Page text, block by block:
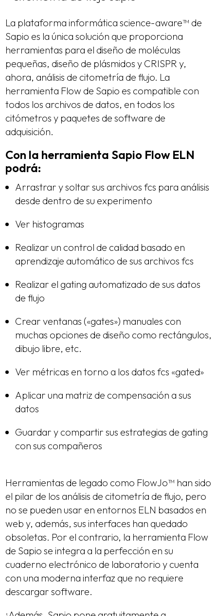
La plataforma informática science-aware™ de
Sapio es la única solución que proporciona
herramientas para el diseño de moléculas
pequeñas, diseño de plásmidos y CRISPR y,
ahora, análisis de citometría de flujo. La
herramienta Flow de Sapio es compatible con
todos los archivos de datos, en todos los
citómetros y paquetes de software de
adquisición.
Con la herramienta Sapio Flow ELN
podrá:
Arrastrar y soltar sus archivos fcs para análisis
desde dentro de su experimento
Ver histogramas
Realizar un control de calidad basado en
aprendizaje automático de sus archivos fcs
Realizar el gating automatizado de sus datos
de flujo
Crear ventanas («gates») manuales con
muchas opciones de diseño como rectángulos,
dibujo libre, etc.
Ver métricas en torno a los datos fcs «gated»
Aplicar una matriz de compensación a sus
datos
Guardar y compartir sus estrategias de gating
con sus compañeros
Herramientas de legado como FlowJo™ han sido
el pilar de los análisis de citometría de flujo, pero
no se pueden usar en entornos ELN basados en
web y, además, sus interfaces han quedado
obsoletas. Por el contrario, la herramienta Flow
de Sapio se integra a la perfección en su
cuaderno electrónico de laboratorio y cuenta
con una moderna interfaz que no requiere
descargar software.